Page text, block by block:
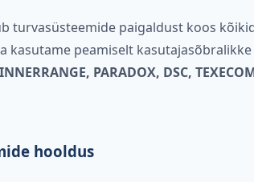
turvasüsteemide paigaldust koos
kasutame peamiselt
INNERRANGE, PARADOX, DSC,
hooldus